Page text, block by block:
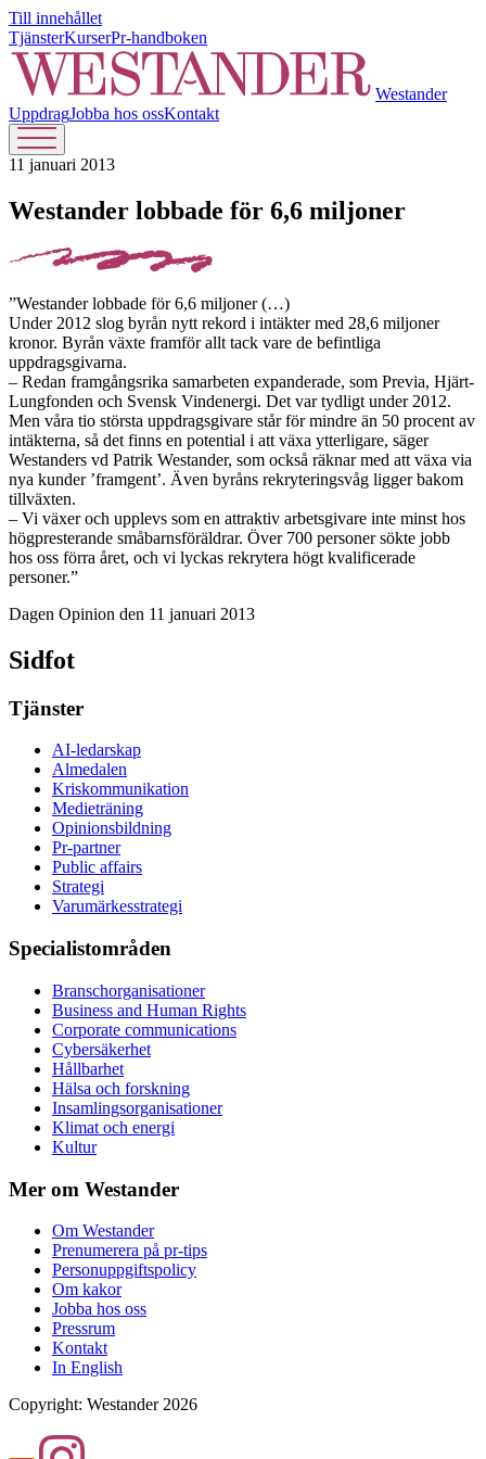
Till innehållet
TjänsterKurserPr-handboken
Westander
UppdragJobba hos ossKontakt
11 januari 2013
Westander lobbade för 6,6 miljoner
”Westander lobbade för 6,6 miljoner (…)
Under 2012 slog byrån nytt rekord i intäkter med 28,6 miljoner
kronor. Byrån växte framför allt tack vare de befintliga
uppdragsgivarna.
– Redan framgångsrika samarbeten expanderade, som Previa, Hjärt-
Lungfonden och Svensk Vindenergi. Det var tydligt under 2012.
Men våra tio största uppdragsgivare står för mindre än 50 procent av
intäkterna, så det finns en potential i att växa ytterligare, säger
Westanders vd Patrik Westander, som också räknar med att växa via
nya kunder ’framgent’. Även byråns rekryteringsvåg ligger bakom
tillväxten.
– Vi växer och upplevs som en attraktiv arbetsgivare inte minst hos
högpresterande småbarnsföräldrar. Över 700 personer sökte jobb
hos oss förra året, och vi lyckas rekrytera högt kvalificerade
personer.”
Dagen Opinion den 11 januari 2013
Sidfot
Tjänster
AI-ledarskap
Almedalen
Kris­kommunikation
Medieträning
Opinionsbildning
Pr-partner
Public affairs
Strategi
Varumärkesstrategi
Specialistområden
Branschorganisationer
Business and Human Rights
Corporate communications
Cybersäkerhet
Hållbarhet
Hälsa och forskning
Insamlingsorganisationer
Klimat och energi
Kultur
Mer om Westander
Om Westander
Prenumerera på pr-tips
Personuppgiftspolicy
Om kakor
Jobba hos oss
Pressrum
Kontakt
In English
Copyright: Westander 2026